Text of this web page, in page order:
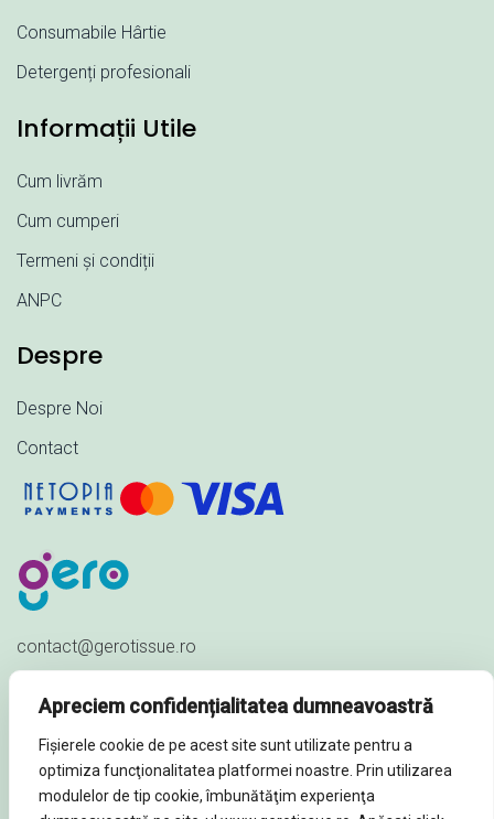
Apreciem confidențialitatea dumneavoastră
Fișierele cookie de pe acest site sunt utilizate pentru a
optimiza funcţionalitatea platformei noastre. Prin utilizarea
modulelor de tip cookie, îmbunătăţim experienţa
Consumabile Hârtie
Detergenți profesionali
Informații Utile
Cum livrăm
Cum cumperi
Termeni și condiții
ANPC
Despre
Despre Noi
Contact
contact@gerotissue.ro
Str. Al. Ioan Cuza nr. 23,
Sat Păuleștii Noi, Comuna Păulești,
Prahova - ROMÂNIA